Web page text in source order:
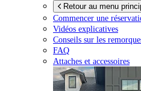
Retour au menu
Commencer une
Vidéos explicatives
Conseils sur les
FAQ
Attaches et accessoires